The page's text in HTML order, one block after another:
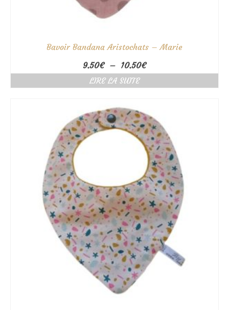
Bavoir Bandana Aristochats – Marie
9.50€ – 10.50€Plage
de
10.50€
LIRE LA SUITE